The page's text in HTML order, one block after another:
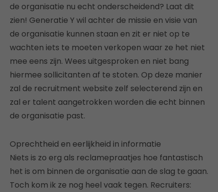
de organisatie nu echt onderscheidend? Laat dit
zien! Generatie Y wil achter de missie en visie van
de organisatie kunnen staan en zit er niet op te
wachten iets te moeten verkopen waar ze het niet
mee eens zijn. Wees uitgesproken en niet bang
hiermee sollicitanten af te stoten. Op deze manier
zal de recruitment website zelf selecterend zijn en
zal er talent aangetrokken worden die echt binnen
de organisatie past.
Oprechtheid en eerlijkheid in informatie
Niets is zo erg als reclamepraatjes hoe fantastisch
het is om binnen de organisatie aan de slag te gaan.
Toch kom ik ze nog heel vaak tegen. Recruiters: